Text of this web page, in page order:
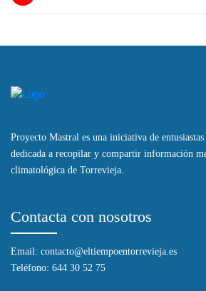
Proyecto Mastral es una iniciativa de
dedicada a recopilar y compartir información
climatológica de Torrevieja.
Contacta con nosotros
Email: contacto@eltiempoentorrevieja.es
Teléfono: 644 30 52 75